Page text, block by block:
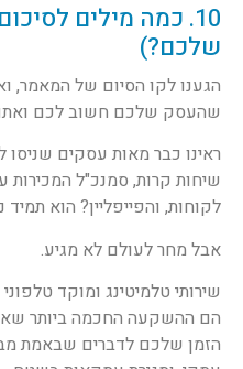
10. כמה מילים
שלכם?)
הגענו לקו הסיום של המאמר,
שהעסק שלכם חשוב לכם ואתם
ראינו כבר מאות עסקים
שיחות קרות, סמנכ"ל המכירות
לקוחות, והפייפליין? הוא
אבל מחר לעולם לא מגיע.
שירותי טלמיטינג ומוקד
הם ההשקעה החכמה ביותר
הזמן שלכם לדברים שבאמת